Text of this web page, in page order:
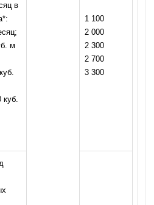
в
м
куб.
1 100
2 000
2 300
2 700
3 300